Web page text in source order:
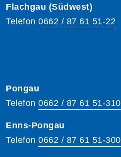
Flachgau (Südwest)
Telefon 0662 / 87 61 51-22
Pongau
Telefon 0662 / 87 61 51-310
Enns-Pongau
Telefon 0662 / 87 61 51-300